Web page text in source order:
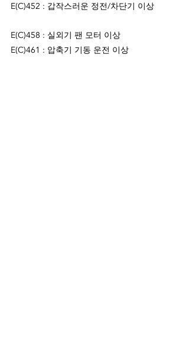
E(C)452 : 갑작스러운 정전/차단기 이상
E(C)458 : 실외기 팬 모터 이상
E(C)461 : 압축기 기동 운전 이상